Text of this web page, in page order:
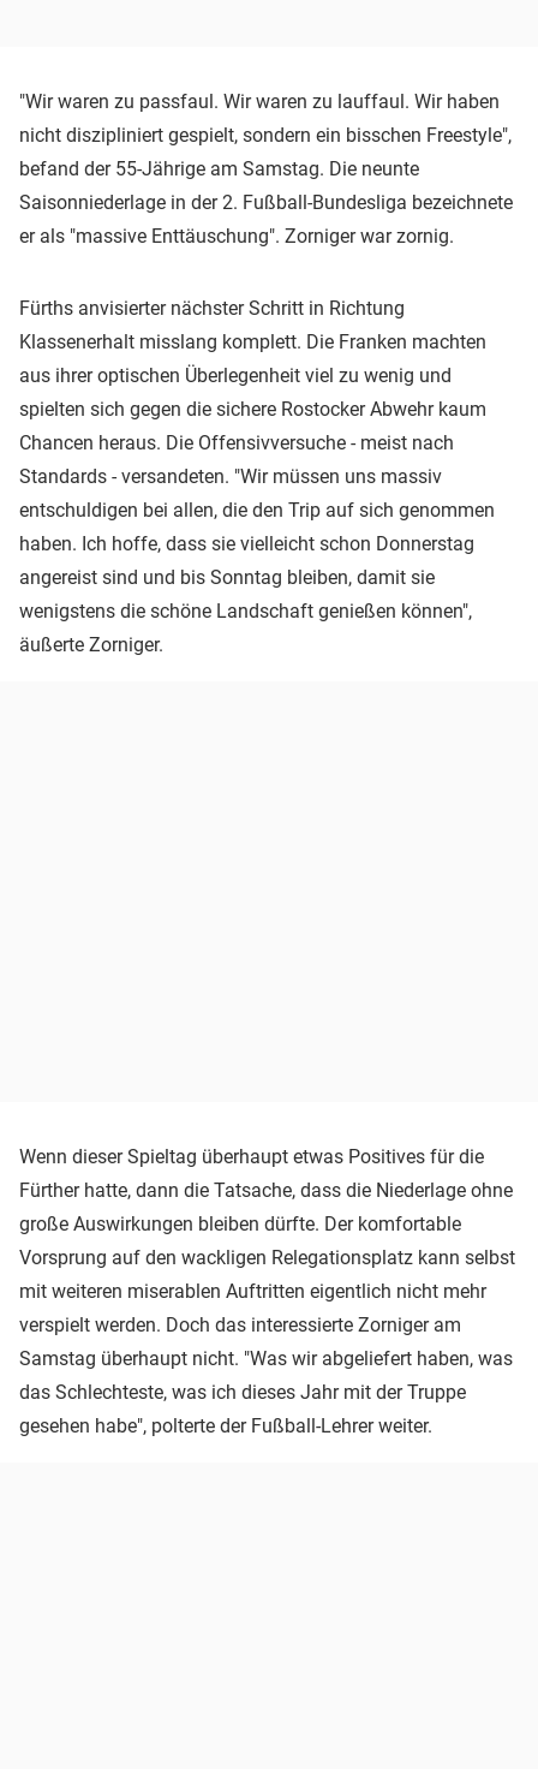
"Wir waren zu passfaul. Wir waren zu lauffaul. Wir haben
nicht diszipliniert gespielt, sondern ein bisschen Freestyle",
befand der 55-Jährige am Samstag. Die neunte
Saisonniederlage in der 2. Fußball-Bundesliga bezeichnete
er als "massive Enttäuschung". Zorniger war zornig.
Fürths anvisierter nächster Schritt in Richtung
Klassenerhalt misslang komplett. Die Franken machten
aus ihrer optischen Überlegenheit viel zu wenig und
spielten sich gegen die sichere Rostocker Abwehr kaum
Chancen heraus. Die Offensivversuche - meist nach
Standards - versandeten. "Wir müssen uns massiv
entschuldigen bei allen, die den Trip auf sich genommen
haben. Ich hoffe, dass sie vielleicht schon Donnerstag
angereist sind und bis Sonntag bleiben, damit sie
wenigstens die schöne Landschaft genießen können",
äußerte Zorniger.
Wenn dieser Spieltag überhaupt etwas Positives für die
Fürther hatte, dann die Tatsache, dass die Niederlage ohne
große Auswirkungen bleiben dürfte. Der komfortable
Vorsprung auf den wackligen Relegationsplatz kann selbst
mit weiteren miserablen Auftritten eigentlich nicht mehr
verspielt werden. Doch das interessierte Zorniger am
Samstag überhaupt nicht. "Was wir abgeliefert haben, was
das Schlechteste, was ich dieses Jahr mit der Truppe
gesehen habe", polterte der Fußball-Lehrer weiter.